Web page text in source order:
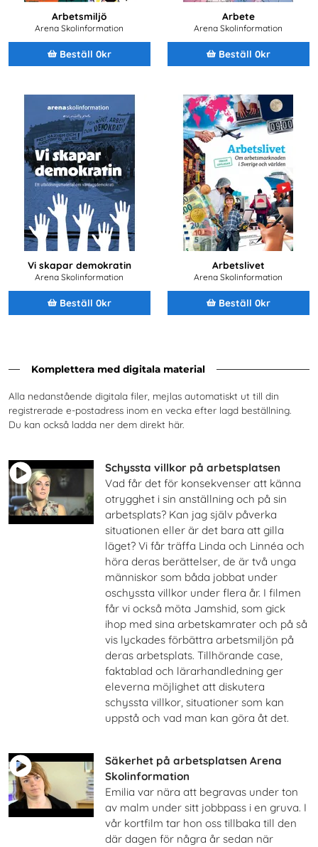
Arbetsmiljö
Arena Skolinformation
Beställ 0kr
Arbete
Arena Skolinformation
Beställ 0kr
Vi skapar demokratin
Arena Skolinformation
Beställ 0kr
Arbetslivet
Arena Skolinformation
Beställ 0kr
Komplettera med digitala material
Alla nedanstående digitala filer, mejlas automatiskt ut till din
registrerade e-postadress inom en vecka efter lagd beställning.
Du kan också ladda ner dem direkt här.
Schyssta villkor på arbetsplatsen
Vad får det för konsekvenser att känna
otrygghet i sin anställning och på sin
arbetsplats? Kan jag själv påverka
situationen eller är det bara att gilla
läget? Vi får träffa Linda och Linnéa och
höra deras berättelser, de är två unga
människor som båda jobbat under
oschyssta villkor under flera år. I filmen
får vi också möta Jamshid, som gick
ihop med sina arbetskamrater och på så
vis lyckades förbättra arbetsmiljön på
deras arbetsplats. Tillhörande case,
faktablad och lärarhandledning ger
eleverna möjlighet att diskutera
schyssta villkor, situationer som kan
uppstå och vad man kan göra åt det.
Säkerhet på arbetsplatsen Arena
Skolinformation
Emilia var nära att begravas under ton
av malm under sitt jobbpass i en gruva. I
vår kortfilm tar hon oss tillbaka till den
där dagen för några år sedan när